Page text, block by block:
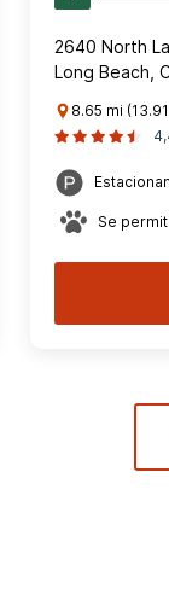
2640 North
Long Beach,
8.65 mi
Se